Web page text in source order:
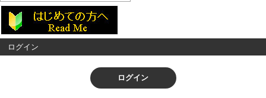
ログイン
ログイン